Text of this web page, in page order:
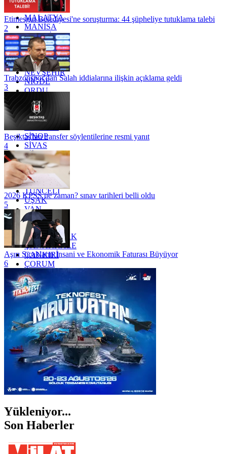
KİLİS
MALATYA
MANİSA
MARDİN
MERSİN
MUĞLA
MUŞ
NEVŞEHİR
NİĞDE
ORDU
OSMANİYE
RİZE
SAKARYA
SİNOP
SİVAS
SİİRT
TEKİRDAĞ
TOKAT
TRABZON
TUNCELİ
UŞAK
VAN
YALOVA
YOZGAT
ZONGULDAK
ÇANAKKALE
ÇANKIRI
ÇORUM
İSTANBUL
İZMİR
ŞANLIURFA
ŞIRNAK
Etimesgut Belediyesi'ne soruşturma: 44 şüpheliye tutuklama talebi
2
Trabzonspor'dan Salah iddialarına ilişkin açıklama geldi
3
Beşiktaş'tan transfer söylentilerine resmi yanıt
4
2026 KPSS ne zaman? sınav tarihleri belli oldu
5
Aşırı Sıcakların İnsani ve Ekonomik Faturası Büyüyor
6
Yükleniyor...
Son Haberler